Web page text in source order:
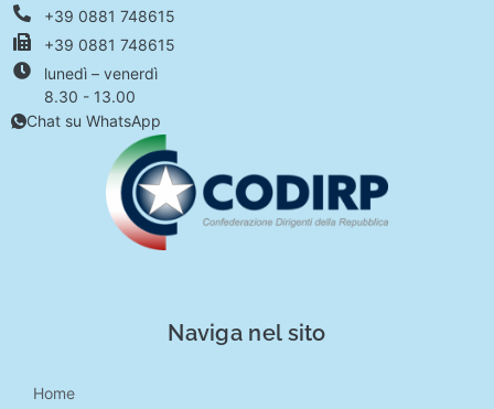
+39 0881 748615
+39 0881 748615
lunedì – venerdì
8.30 - 13.00
Chat su WhatsApp
Naviga nel sito
Home